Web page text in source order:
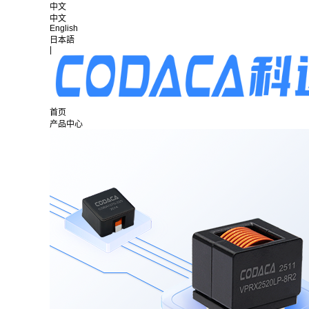
中文
中文
English
日本語
首页
产品中心